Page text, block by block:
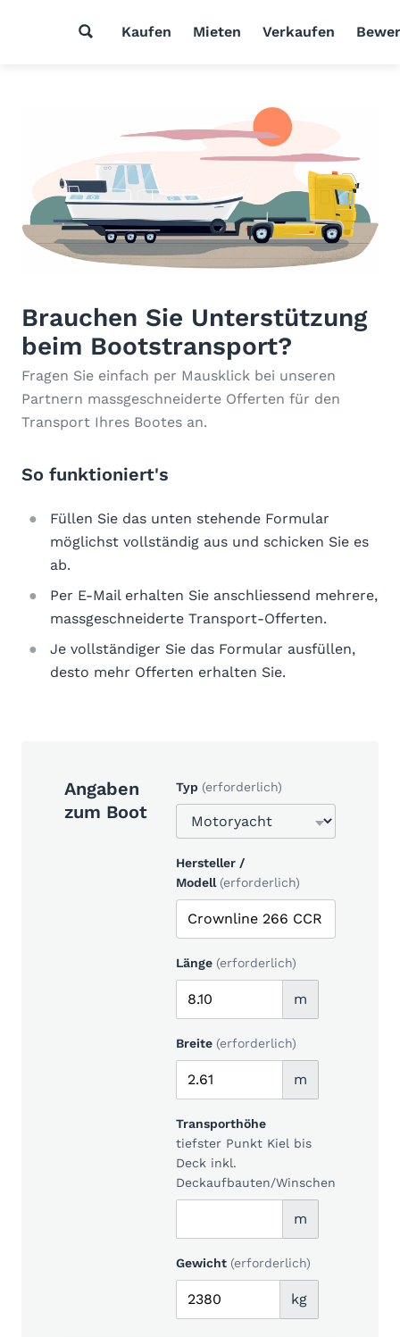
Kaufen Mieten Verkaufen
Brauchen Sie Unterstützung
beim Bootstransport?
Fragen Sie einfach per Mausklick bei unseren
Partnern massgeschneiderte Offerten für den
Transport Ihres Bootes an.
So funktioniert's
Füllen Sie das unten stehende Formular
möglichst vollständig aus und schicken Sie es
ab.
Per E-Mail erhalten Sie anschliessend mehrere,
massgeschneiderte Transport-Offerten.
Je vollständiger Sie das Formular ausfüllen,
desto mehr Offerten erhalten Sie.
Angaben
zum Boot
Typ (erforderlich)
Hersteller /
Modell (erforderlich)
Länge (erforderlich)
m
Breite (erforderlich)
m
Transporthöhe
tiefster Punkt Kiel bis
Deck inkl.
Deckaufbauten/Winschen
m
Gewicht (erforderlich)
kg